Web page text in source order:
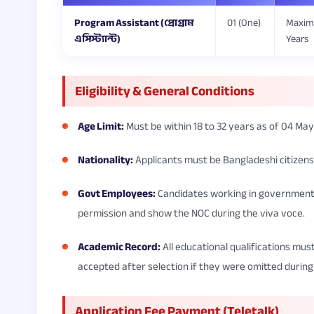
Program Assistant (প্রোগ্রাম
এসিস্ট্যান্ট)
01 (One)
Years
Eligibility & General Conditions
Age Limit:Must be within 18 to 32 years as of 04
Nationality:Applicants must be Bangladeshi
Govt Employees:Candidates working in
permission and show the NOC during the viva voce.
Academic Record:All educational qualifications
accepted after selection if they were omitted